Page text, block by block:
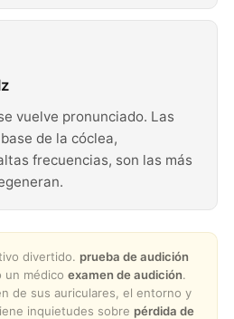
vuelve pronunciado. Las
de la cóclea,
frecuencias, son las más
divertido. prueba de audición
un médico examen de audición.
de sus auriculares, el entorno y
inquietudes sobre pérdida de